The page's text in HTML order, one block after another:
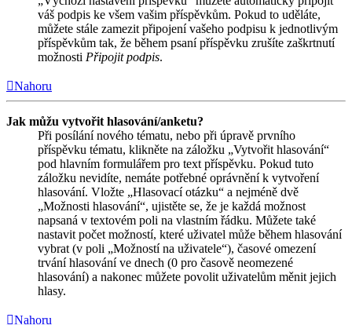
váš podpis ke všem vašim příspěvkům. Pokud to uděláte,
můžete stále zamezit připojení vašeho podpisu k jednotlivým
příspěvkům tak, že během psaní příspěvku zrušíte zaškrtnutí
možnosti Připojit podpis.
Nahoru
Jak můžu vytvořit hlasování/anketu?
Při posílání nového tématu, nebo při úpravě prvního
příspěvku tématu, klikněte na záložku „Vytvořit hlasování“
pod hlavním formulářem pro text příspěvku. Pokud tuto
záložku nevidíte, nemáte potřebné oprávnění k vytvoření
hlasování. Vložte „Hlasovací otázku“ a nejméně dvě
„Možnosti hlasování“, ujistěte se, že je každá možnost
napsaná v textovém poli na vlastním řádku. Můžete také
nastavit počet možností, které uživatel může během hlasování
vybrat (v poli „Možností na uživatele“), časové omezení
trvání hlasování ve dnech (0 pro časově neomezené
hlasování) a nakonec můžete povolit uživatelům měnit jejich
hlasy.
Nahoru